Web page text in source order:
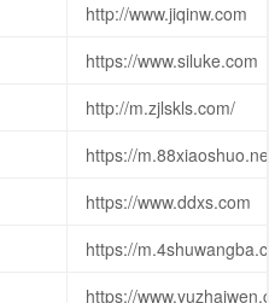
http://www.jiqinw.com
https://www.siluke.com
http://m.zjlskls.com/
https://
https://www.ddxs.com
https://
https://